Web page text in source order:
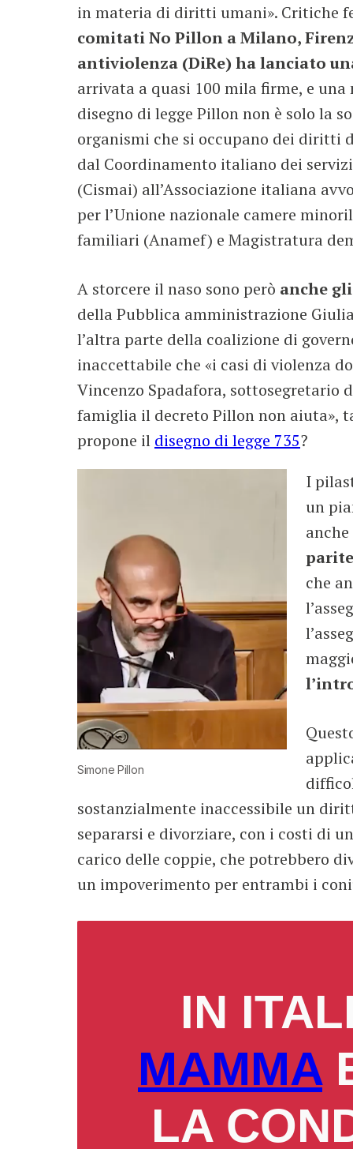
in materia di diritti umani». Critiche
comitati No Pillon a Milano,
antiviolenza (DiRe) ha lanciato
arrivata a quasi 100 mila firme, e
disegno di legge Pillon non è solo la
organismi che si occupano dei diritti
dal Coordinamento italiano dei
(Cismai) all’Associazione italiana
per l’Unione nazionale camere
familiari (Anamef) e Magistratura
A storcere il naso sono però anche
della Pubblica amministrazione
l’altra parte della coalizione di
inaccettabile che «i casi di violenza
Vincenzo Spadafora, sottosegretario
famiglia il decreto Pillon non aiuta»,
propone il disegno di legge 735?
Simone Pillon
I
un
che
sostanzialmente inaccessibile un
separarsi e divorziare, con i costi di
carico delle coppie, che potrebbero
un impoverimento per entrambi i
IN
MAMMA
LA